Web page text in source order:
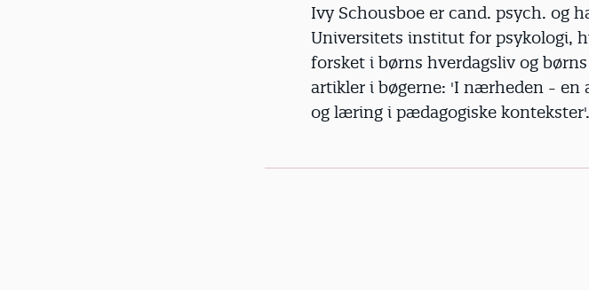
Ivy Schousboe er cand. psych. og
Universitets institut for psykologi,
forsket i børns hverdagsliv og
artikler i bøgerne: 'I nærheden - en
og læring i pædagogiske kontekster'.